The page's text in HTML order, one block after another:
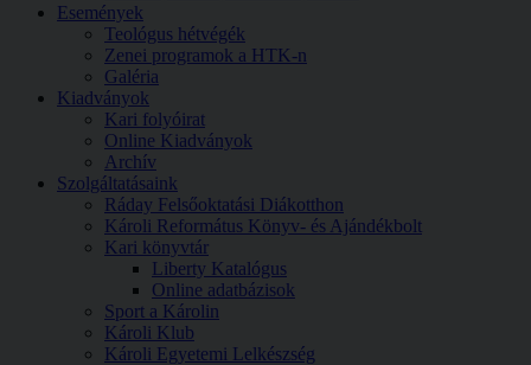
Események
Teológus hétvégék
Zenei programok a HTK-n
Galéria
Kiadványok
Kari folyóirat
Online Kiadványok
Archív
Szolgáltatásaink
Ráday Felsőoktatási Diákotthon
Károli Református Könyv- és Ajándékbolt
Kari könyvtár
Liberty Katalógus
Online adatbázisok
Sport a Károlin
Károli Klub
Károli Egyetemi Lelkészség